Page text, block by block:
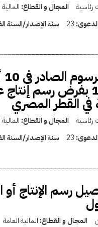
رئاسية المجال و القطاع:
23 سنة الإصدار/السنة
سنة 1934 بفرض رسم
القطر المصري
رئاسية المجال و القطاع:
23 سنة الإصدار/السنة
رسم الإنتاج أو
المجال و القطاع: المالية العامة